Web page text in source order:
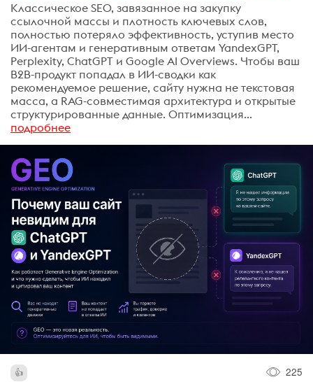
Классическое SEO, завязанное на закупку
ссылочной массы и плотность ключевых слов,
полностью потеряло эффективность, уступив место
ИИ-агентам и генеративным ответам YandexGPT,
Perplexity, ChatGPT и Google AI Overviews. Чтобы ваш
B2B-продукт попадал в ИИ-сводки как
рекомендуемое решение, сайту нужна не текстовая
масса, а RAG-совместимая архитектура и открытые
структурированные данные. Оптимизация...
подробнее
225